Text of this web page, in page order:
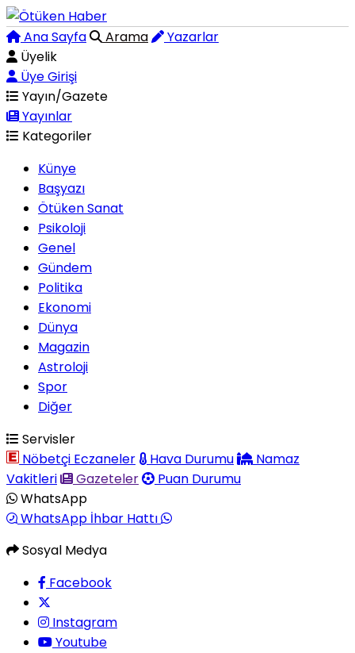
Ana Sayfa Arama
Yazarlar
Üyelik
Üye Girişi
Yayın/Gazete
Yayınlar
Kategoriler
Künye
Başyazı
Ötüken Sanat
Psikoloji
Genel
Gündem
Politika
Ekonomi
Dünya
Magazin
Astroloji
Spor
Diğer
Servisler
Nöbetçi Eczaneler
Hava Durumu
Namaz
Vakitleri
Gazeteler
Puan Durumu
WhatsApp
WhatsApp İhbar Hattı
Sosyal Medya
Facebook
Instagram
Youtube